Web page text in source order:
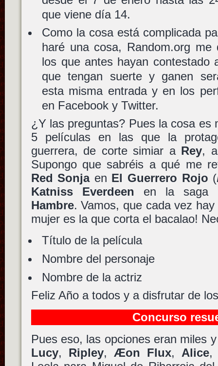
que viene día 14.
Como la cosa está complicada
haré una cosa, Random.org me
los que antes hayan contestado
que tengan suerte y ganen
esta misma entrada y en los
en Facebook y Twitter.
¿Y las preguntas? Pues la cosa es
5 películas en las que la
guerrera, de corte simiar a Rey,
Supongo que sabréis a qué me
Red Sonjaen El Guerrero Rojo (
Katniss Everdeen en la
Hambre. Vamos, que cada vez
mujer es la que corta el bacalao!
Título de la película
Nombre del personaje
Nombre de la actriz
Feliz Año a todos y a disfrutar de
Concurso
Pues eso, las opciones eran miles
Lucy, Ripley, Æon Flux, Alice,